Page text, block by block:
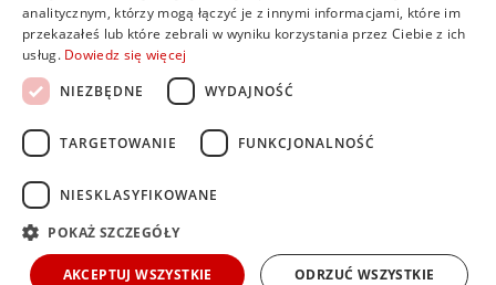
704
919
biuro@rolbest.pl
Żaluzje
drewniane
Żaluzje
aluminiowe
Żaluzje
Żaluzje
Rolety
materiałowe
Rolety
rzymskie
Rolety
(pilsy)
zewnętrzne
screen
Moskitiery
Pergole
O
nas
inspiracje
prywatności
Regulamin
analitycznym, którzy mogą łączyć je z innymi informacjami, które im
przekazałeś lub które zebrali w wyniku korzystania przez Ciebie z ich
usług. Dowiedz się więcej
NIEZBĘDNE
WYDAJNOŚĆ
TARGETOWANIE FUNKCJONALNOŚĆ
NIESKLASYFIKOWANE
POKAŻ SZCZEGÓŁY
AKCEPTUJ WSZYSTKIE ODRZUĆ WSZYSTKIE